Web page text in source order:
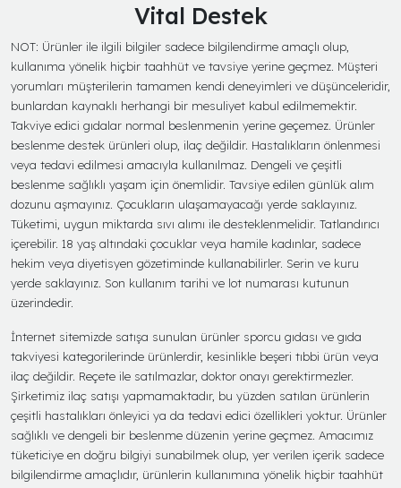
Vital Destek
NOT: Ürünler ile ilgili bilgiler sadece bilgilendirme amaçlı olup,
kullanıma yönelik hiçbir taahhüt ve tavsiye yerine geçmez. Müşteri
yorumları müşterilerin tamamen kendi deneyimleri ve düşünceleridir,
bunlardan kaynaklı herhangi bir mesuliyet kabul edilmemektir.
Takviye edici gıdalar normal beslenmenin yerine geçemez. Ürünler
beslenme destek ürünleri olup, ilaç değildir. Hastalıkların önlenmesi
veya tedavi edilmesi amacıyla kullanılmaz. Dengeli ve çeşitli
beslenme sağlıklı yaşam için önemlidir. Tavsiye edilen günlük alım
dozunu aşmayınız. Çocukların ulaşamayacağı yerde saklayınız.
Tüketimi, uygun miktarda sıvı alımı ile desteklenmelidir. Tatlandırıcı
içerebilir. 18 yaş altındaki çocuklar veya hamile kadınlar, sadece
hekim veya diyetisyen gözetiminde kullanabilirler. Serin ve kuru
yerde saklayınız. Son kullanım tarihi ve lot numarası kutunun
üzerindedir.
İnternet sitemizde satışa sunulan ürünler sporcu gıdası ve gıda
takviyesi kategorilerinde ürünlerdir, kesinlikle beşeri tıbbi ürün veya
ilaç değildir. Reçete ile satılmazlar, doktor onayı gerektirmezler.
Şirketimiz ilaç satışı yapmamaktadır, bu yüzden satılan ürünlerin
çeşitli hastalıkları önleyici ya da tedavi edici özellikleri yoktur. Ürünler
sağlıklı ve dengeli bir beslenme düzenin yerine geçmez. Amacımız
tüketiciye en doğru bilgiyi sunabilmek olup, yer verilen içerik sadece
bilgilendirme amaçlıdır, ürünlerin kullanımına yönelik hiçbir taahhüt